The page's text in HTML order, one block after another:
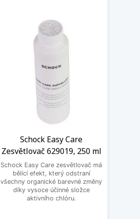
Schock Easy Care
Zesvětlovač 629019, 250 ml
Schock Easy Care zesvětlovač má
bělící efekt, který odstraní
všechny organické barevné změny
díky vysoce účinné složce
aktivního chlóru.